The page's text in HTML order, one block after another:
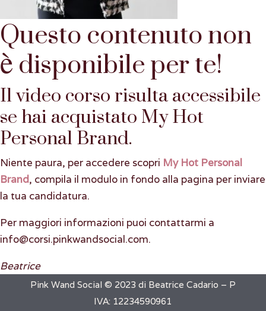
Questo contenuto non
è disponibile per te!
Il video corso risulta accessibile
se hai acquistato My Hot
Personal Brand.
Niente paura, per accedere scopri My Hot Personal
Brand, compila il modulo in fondo alla pagina per inviare
la tua candidatura.
Per maggiori informazioni puoi contattarmi a
info@corsi.pinkwandsocial.com.
Beatrice
Pink Wand Social © 2023 di Beatrice Cadario – P
IVA: 12234590961